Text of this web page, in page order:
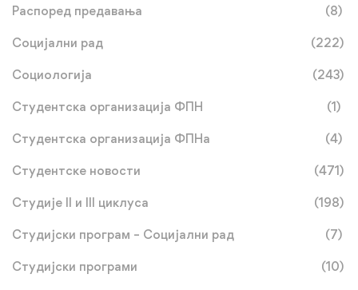
Распоред предавања (8)
Социјални рад (222)
Социологија (243)
Студентска организација ФПН (1)
Студентска организација ФПНа (4)
Студентске новости (471)
Студије II и III циклуса (198)
Студијски програм – Социјални рад (7)
Студијски програми (10)